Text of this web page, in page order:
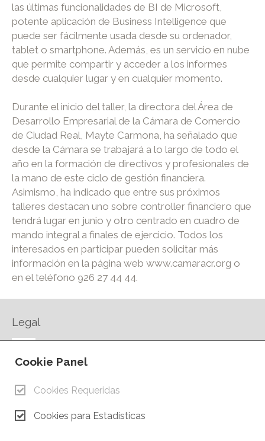
las últimas funcionalidades de BI de Microsoft,
potente aplicación de Business Intelligence que
puede ser fácilmente usada desde su ordenador,
tablet o smartphone. Además, es un servicio en nube
que permite compartir y acceder a los informes
desde cualquier lugar y en cualquier momento.
Durante el inicio del taller, la directora del Área de
Desarrollo Empresarial de la Cámara de Comercio
de Ciudad Real, Mayte Carmona, ha señalado que
desde la Cámara se trabajará a lo largo de todo el
año en la formación de directivos y profesionales de
la mano de este ciclo de gestión financiera.
Asimismo, ha indicado que entre sus próximos
talleres destacan uno sobre controller financiero que
tendrá lugar en junio y otro centrado en cuadro de
mando integral a finales de ejercicio. Todos los
interesados en participar pueden solicitar más
información en la página web www.camaracr.org o
en el teléfono 926 27 44 44.
Legal
AVISO LEGAL
CONTACTO
Cookie Panel
Cookies Requeridas
Cookies para Estadísticas